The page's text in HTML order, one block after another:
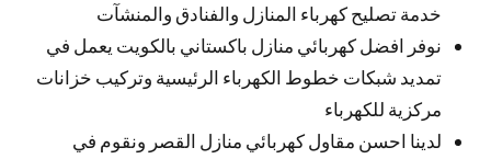
خدمة تصليح كهرباء المنازل والفنادق والمنشآت
نوفر افضل كهربائي منازل باكستاني بالكويت يعمل في
تمديد شبكات خطوط الكهرباء الرئيسية وتركيب خزانات
مركزية للكهرباء
لدينا احسن مقاول كهربائي منازل القصر ونقوم في